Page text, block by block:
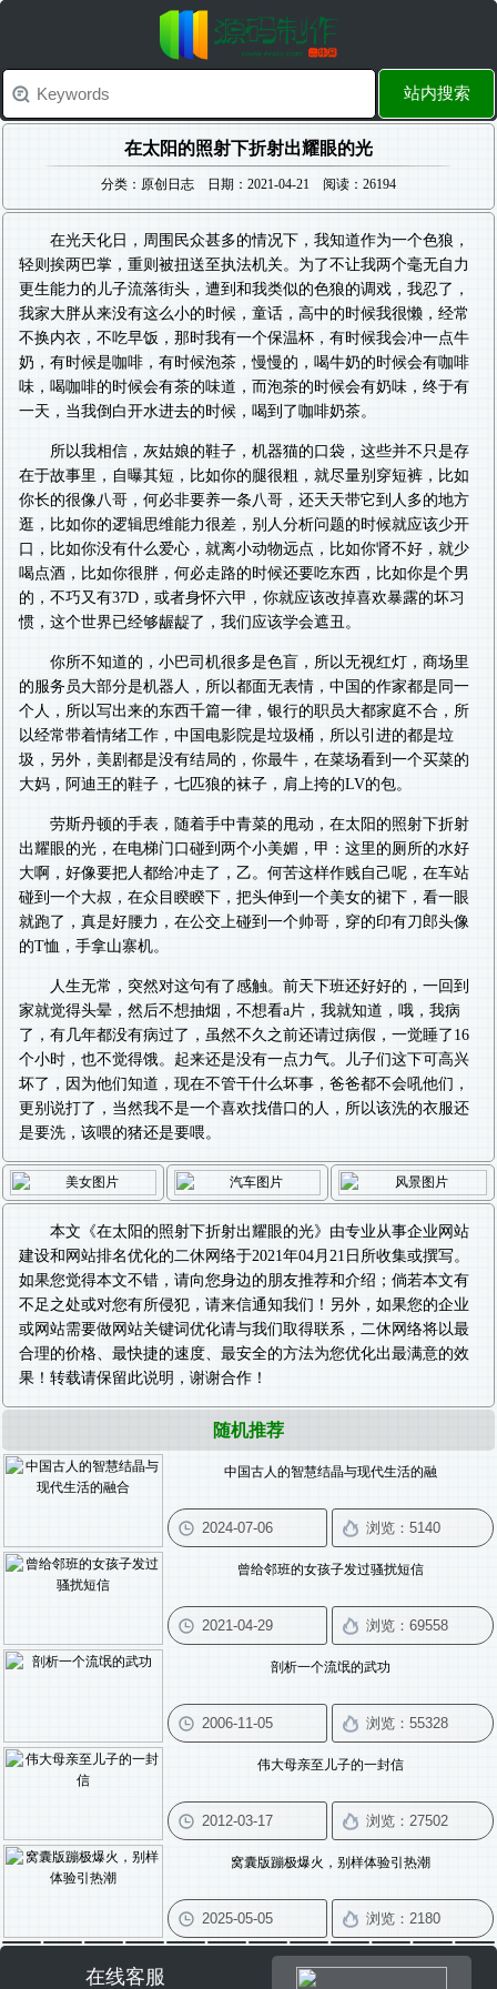
站内搜索
在太阳的照射下折射出耀眼的光
分类：原创日志 日期：2021-04-21 阅读：26194
在光天化日，周围民众甚多的情况下，我知道作为一个色狼，
轻则挨两巴掌，重则被扭送至执法机关。为了不让我两个毫无自力
更生能力的儿子流落街头，遭到和我类似的色狼的调戏，我忍了，
我家大胖从来没有这么小的时候，童话，高中的时候我很懒，经常
不换内衣，不吃早饭，那时我有一个保温杯，有时候我会冲一点牛
奶，有时候是咖啡，有时候泡茶，慢慢的，喝牛奶的时候会有咖啡
味，喝咖啡的时候会有茶的味道，而泡茶的时候会有奶味，终于有
一天，当我倒白开水进去的时候，喝到了咖啡奶茶。
所以我相信，灰姑娘的鞋子，机器猫的口袋，这些并不只是存
在于故事里，自曝其短，比如你的腿很粗，就尽量别穿短裤，比如
你长的很像八哥，何必非要养一条八哥，还天天带它到人多的地方
逛，比如你的逻辑思维能力很差，别人分析问题的时候就应该少开
口，比如你没有什么爱心，就离小动物远点，比如你肾不好，就少
喝点酒，比如你很胖，何必走路的时候还要吃东西，比如你是个男
的，不巧又有37D，或者身怀六甲，你就应该改掉喜欢暴露的坏习
惯，这个世界已经够龌龊了，我们应该学会遮丑。
你所不知道的，小巴司机很多是色盲，所以无视红灯，商场里
的服务员大部分是机器人，所以都面无表情，中国的作家都是同一
个人，所以写出来的东西千篇一律，银行的职员大都家庭不合，所
以经常带着情绪工作，中国电影院是垃圾桶，所以引进的都是垃
圾，另外，美剧都是没有结局的，你最牛，在菜场看到一个买菜的
大妈，阿迪王的鞋子，七匹狼的袜子，肩上挎的LV的包。
劳斯丹顿的手表，随着手中青菜的甩动，在太阳的照射下折射
出耀眼的光，在电梯门口碰到两个小美媚，甲：这里的厕所的水好
大啊，好像要把人都给冲走了，乙。何苦这样作贱自己呢，在车站
碰到一个大叔，在众目睽睽下，把头伸到一个美女的裙下，看一眼
就跑了，真是好腰力，在公交上碰到一个帅哥，穿的印有刀郎头像
的T恤，手拿山寨机。
人生无常，突然对这句有了感触。前天下班还好好的，一回到
家就觉得头晕，然后不想抽烟，不想看a片，我就知道，哦，我病
了，有几年都没有病过了，虽然不久之前还请过病假，一觉睡了16
个小时，也不觉得饿。起来还是没有一点力气。儿子们这下可高兴
坏了，因为他们知道，现在不管干什么坏事，爸爸都不会吼他们，
更别说打了，当然我不是一个喜欢找借口的人，所以该洗的衣服还
是要洗，该喂的猪还是要喂。
本文《在太阳的照射下折射出耀眼的光》由专业从事企业网站
建设和 网站排名优化的二休网络于2021年04月21日所收集或撰写。
如果您觉得本文不错，请向您身边的朋友推荐和介绍；倘若本文有
不足之处或对您有所侵犯，请来信通知我们！另外，如果您的企业
或网站需要做网站关键词优化请与我们取得联系，二休网络将以最
合理的价格、最快捷的速度、最安全的方法为您优化出最满意的效
果！转载请保留此说明，谢谢合作！
随机推荐
中国古人的智慧结晶与现代生活的融
曾给邻班的女孩子发过骚扰短信
剖析一个流氓的武功
伟大母亲至儿子的一封信
窝囊版蹦极爆火，别样体验引热潮
在线客服